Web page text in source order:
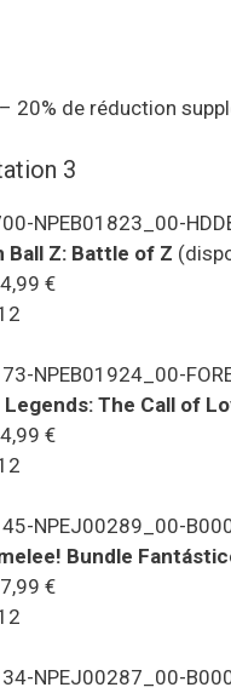
– 20% de réduction
3
Ball Z: Battle of Z
€
The Call of
€
Bundle
€